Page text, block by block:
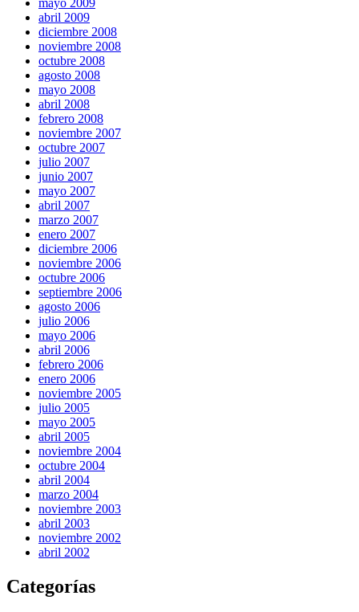
mayo 2009
abril 2009
diciembre 2008
noviembre 2008
octubre 2008
agosto 2008
mayo 2008
abril 2008
febrero 2008
noviembre 2007
octubre 2007
julio 2007
junio 2007
mayo 2007
abril 2007
marzo 2007
enero 2007
diciembre 2006
noviembre 2006
octubre 2006
septiembre 2006
agosto 2006
julio 2006
mayo 2006
abril 2006
febrero 2006
enero 2006
noviembre 2005
julio 2005
mayo 2005
abril 2005
noviembre 2004
octubre 2004
abril 2004
marzo 2004
noviembre 2003
abril 2003
noviembre 2002
abril 2002
Categorías